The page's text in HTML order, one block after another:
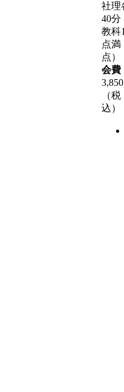
社理
40分
教科
点満
点）
会費
（税
込）